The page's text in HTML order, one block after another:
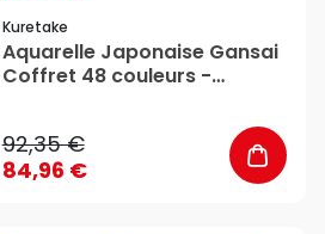
Kuretake
Aquarelle Japonaise Gansai
Coffret 48 couleurs -
92,35 €
84,96 €